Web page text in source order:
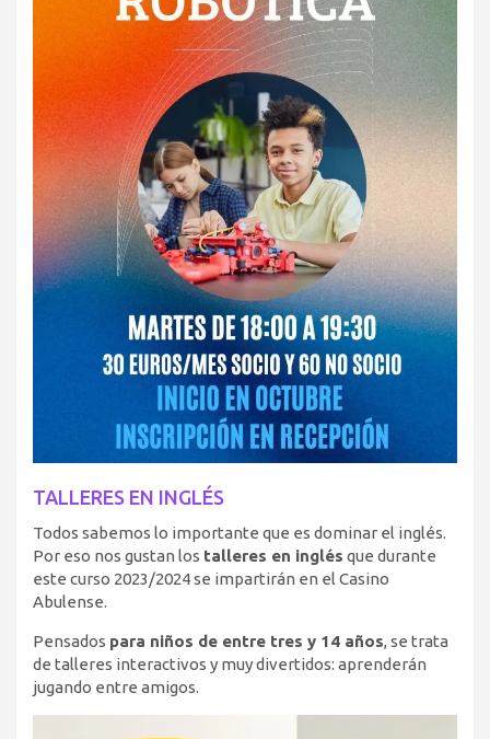
TALLERES EN INGLÉS
Todos sabemos lo importante que es dominar el inglés.
Por eso nos gustan los talleres en inglés que durante
este curso 2023/2024 se impartirán en el Casino
Abulense.
Pensados para niños de entre tres y 14 años, se trata
de talleres interactivos y muy divertidos: aprenderán
jugando entre amigos.